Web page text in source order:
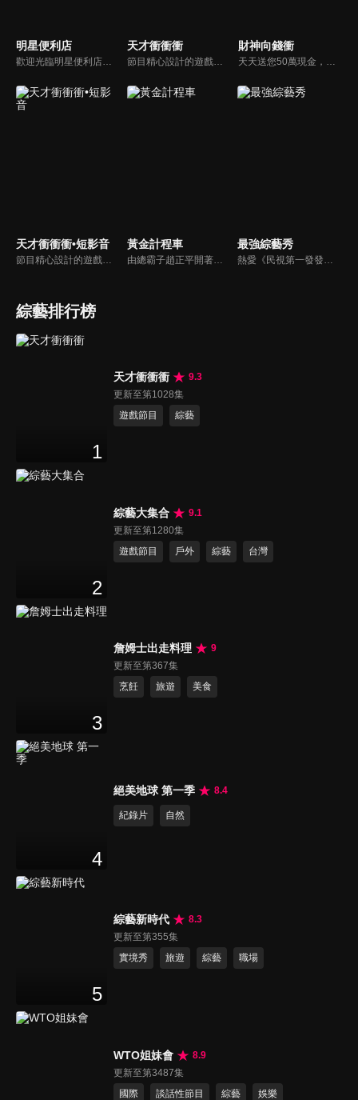
明星便利店 天才衝衝衝
節目精心設計的遊戲內容，包括深受觀眾喜愛並且火紅於各大專院校的【TEMPO系列】，考驗藝人用肢體表達能力以及聯想能力的【你是WORD演】、【會演是英雄】，考驗英文程度的【EAR傳耳ABC】，超簡單、超爆笑的【看你怎麼說】，以及考驗藝人反應、機智以及隊友默契的【不可能的默契】等單元，逗趣又爆笑！
財神向錢衝
天才衝衝衝•短影音 黃金計程車
由總霸子趙正平開著計程車在街頭隨機找尋搭車路人，進行機智問答，如果十題答對就可以拿走金元寶！如果沒有答對，就把當前獎金減一個0然後發放！另外節目中總霸子趙正平還會帶我們遍尋美食名景。
最強綜藝秀
綜藝排行榜
1
天才衝衝衝
9.3
更新至第1028集
遊戲節目
綜藝
2
綜藝大集合
9.1
更新至第1280集
遊戲節目
戶外 綜藝 台灣
3
詹姆士出走料理
9
更新至第367集
烹飪
旅遊 美食
4
絕美地球 第一季 8.4
紀錄片 自然
5
綜藝新時代
8.3
更新至第355集
實境秀
旅遊 綜藝 職場
WTO姐妹會
8.9
更新至第3487集
國際
談話性節目 綜藝 娛樂